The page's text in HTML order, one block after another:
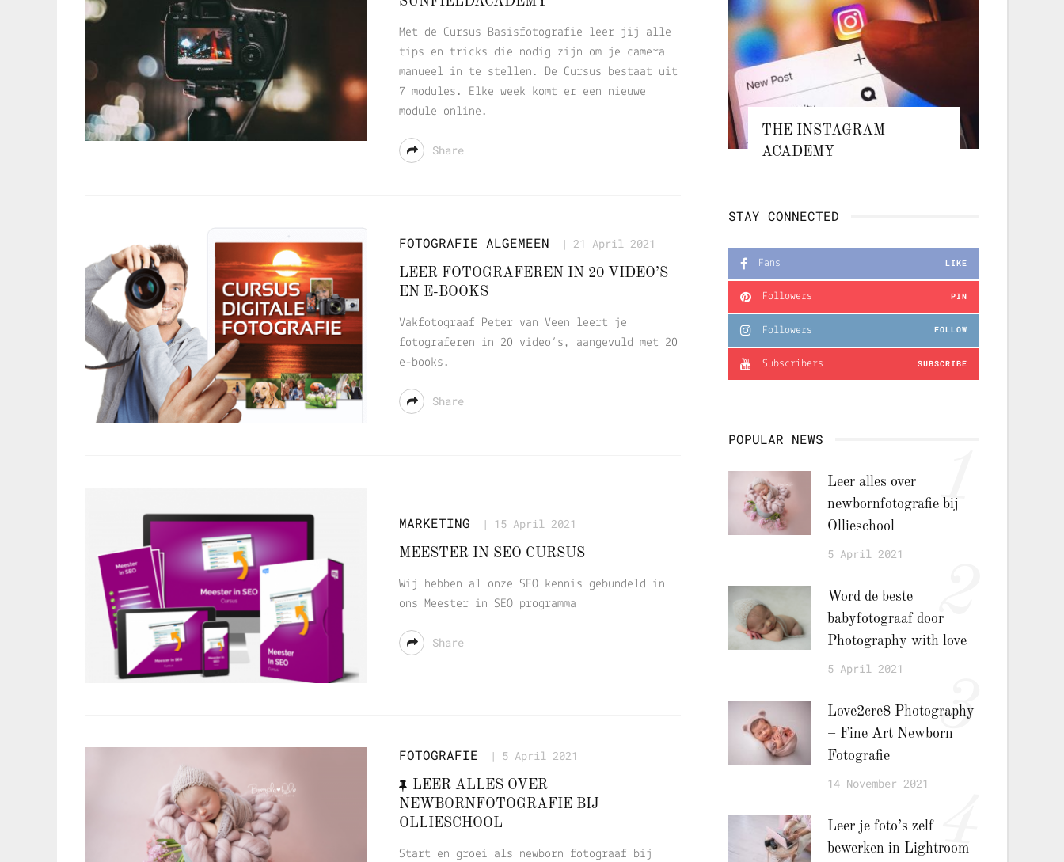
Met de Cursus Basisfotografie leer jij alle
tips en tricks die nodig zijn om je camera
manueel in te stellen. De Cursus bestaat uit
7 modules. Elke week komt er een nieuwe
module online.
Share
FOTOGRAFIE ALGEMEEN 21 April 2021
LEER FOTOGRAFEREN IN 20 VIDEO’S
EN E-BOOKS
Vakfotograaf Peter van Veen leert je
fotograferen in 20 video’s, aangevuld met 20
e-books.
Share
MARKETING 15 April 2021
MEESTER IN SEO CURSUS
Wij hebben al onze SEO kennis gebundeld in
ons Meester in SEO programma
Share
FOTOGRAFIE 5 April 2021
LEER ALLES OVER
NEWBORNFOTOGRAFIE BIJ
OLLIESCHOOL
Start en groei als newborn fotograaf bij
THE INSTAGRAM
ACADEMY
STAY CONNECTED
Fans LIKE
Followers PIN
Followers FOLLOW
Subscribers SUBSCRIBE
POPULAR NEWS
Leer alles over
newbornfotografie bij
Ollieschool
5 April 2021
1
Word de beste
babyfotograaf door
Photography with love
5 April 2021
Love2cre8 Photography
– Fine Art Newborn
Fotografie
14 November 2021
3
Leer je foto’s zelf
bewerken in Lightroom
4